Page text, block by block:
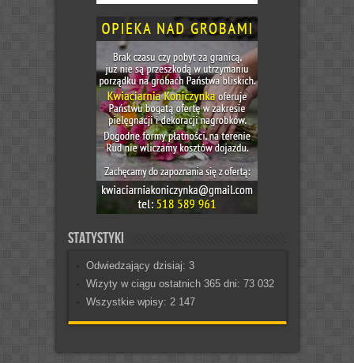
Statystyki
Odwiedzający dzisiaj: 3
Wizyty w ciągu ostatnich 365 dni: 73 032
Wszystkie wpisy: 2 147